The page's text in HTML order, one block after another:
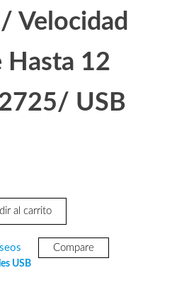
Velocidad
Hasta 12
USB
al carrito
Compare
USB